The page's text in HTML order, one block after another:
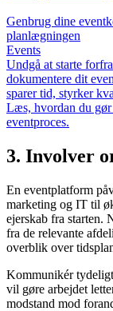
Genbrug dine
planlægningen
Events
Undgå at starte
dokumentere dit
sparer tid, styrker
Læs, hvordan du
eventproces.
3. Involver
En eventplatform
marketing og IT til
ejerskab fra starten.
fra de relevante
overblik over
Kommunikér
vil gøre arbejdet
modstand mod